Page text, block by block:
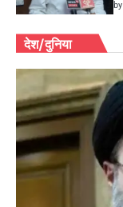
by
देश/दुनिया